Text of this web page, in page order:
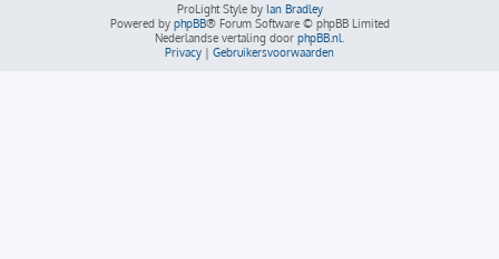
ProLight Style by Ian Bradley
Powered by phpBB® Forum Software © phpBB Limited
Nederlandse vertaling door phpBB.nl
Privacy | Gebruikersvoorwaarden